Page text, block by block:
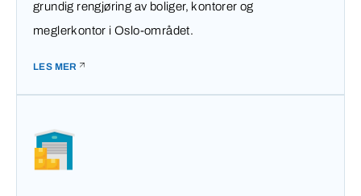
grundig rengjøring av boliger, kontorer og
meglerkontor i Oslo-området.
LES MER